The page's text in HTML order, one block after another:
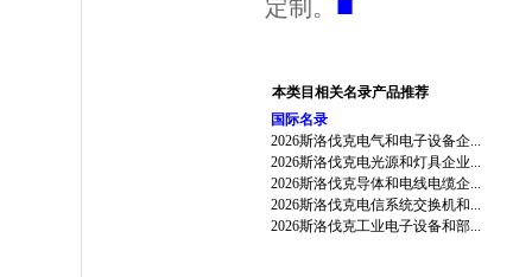
定制。
本类目相关名录产品推荐
国际名录
2026斯洛伐克电气和电子设备企...
2026斯洛伐克电光源和灯具企业...
2026斯洛伐克导体和电线电缆企...
2026斯洛伐克电信系统交换机和...
2026斯洛伐克工业电子设备和部...